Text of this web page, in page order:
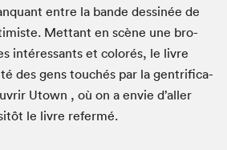
entre la bande dess­inée de
Met­tant en scène une bro­
intéres­sants et col­orés, le livre
des gens touchés par la gen­tri­fi­ca­
Utown , où on a envie d’aller
le livre refermé.